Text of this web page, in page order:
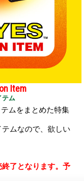
Item
テム
テムをまとめた特集
ムなので、欲しい
了となります。予